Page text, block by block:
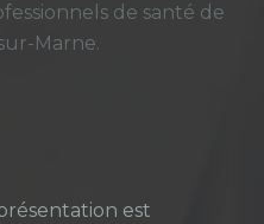
de santé de
Marne.
est